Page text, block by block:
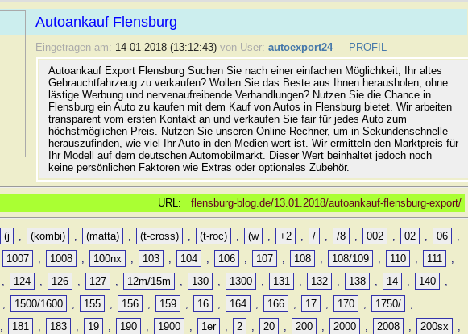
Autoankauf Flensburg
Eingetragen am: 14-01-2018 (13:12:43) von User: autoexport24
PROFIL
Autoankauf Export Flensburg Suchen Sie nach einer einfachen Möglichkeit, Ihr altes
Gebrauchtfahrzeug zu verkaufen? Wollen Sie das Beste aus Ihnen herausholen, ohne
lästige Werbung und nervenaufreibende Verhandlungen? Nutzen Sie die Chance in
Flensburg ein Auto zu kaufen mit dem Kauf von Autos in Flensburg bietet. Wir arbeiten
transparent vom ersten Kontakt an und verkaufen Sie fair für jedes Auto zum
höchstmöglichen Preis. Nutzen Sie unseren Online-Rechner, um in Sekundenschnelle
herauszufinden, wie viel Ihr Auto in den Medien wert ist. Wir ermitteln den Marktpreis für
Ihr Modell auf dem deutschen Automobilmarkt. Dieser Wert beinhaltet jedoch noch
keine persönlichen Faktoren wie Extras oder optionales Zubehör.
URL: flensburg-blog.de/13.01.2018/autoankauf-flensburg-export/
(j , (kombi) , (matta) , (t-cross) , (t-roc) , (w , +2 , / , /8 , 002 , 02 , 06
,
1007 , 1008 , 100nx , 103 , 104 , 106 , 107 , 108 , 108/109 , 110 , 111
,
, 124 , 126 , 127 , 12m/15m , 130 , 1300 , 131 , 132 , 138 , 14 , 140
,
, 1500/1600 , 155 , 156 , 159 , 16 , 164 , 166 , 17 , 170 , 1750/
,
, 181 , 183 , 19 , 190 , 1900 , 1er , 2 , 20 , 200 , 2000 , 2008 , 200sx
,